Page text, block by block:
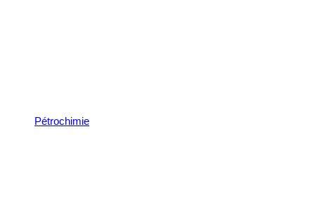
Pétrochimie